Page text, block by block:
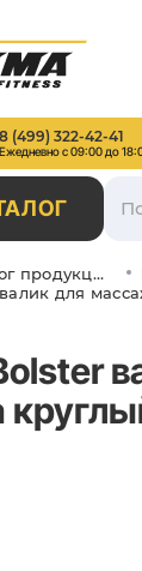
8 (499) 322-42-41
Ежедневно с 09:00 до
Каталог продукции
для